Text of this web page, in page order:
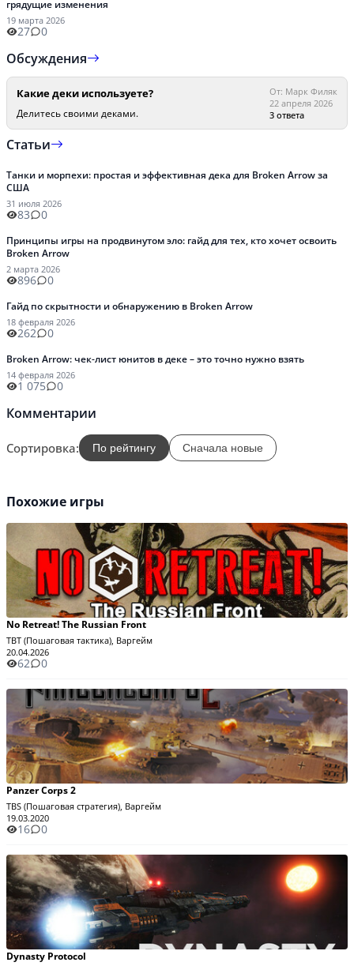
грядущие изменения
19 марта 2026
27 0
Обсуждения
Какие деки используете?
Делитесь своими деками.
От: Марк Филяк
22 апреля 2026
3 ответа
Статьи
Танки и морпехи: простая и эффективная дека для Broken Arrow за
США
31 июля 2026
83 0
Принципы игры на продвинутом эло: гайд для тех, кто хочет освоить
Broken Arrow
2 марта 2026
896 0
Гайд по скрытности и обнаружению в Broken Arrow
18 февраля 2026
262 0
Broken Arrow: чек-лист юнитов в деке – это точно нужно взять
14 февраля 2026
1 075 0
Комментарии
Сортировка: По рейтингу Сначала новые
Похожие игры
No Retreat! The Russian Front
TBT (Пошаговая тактика), Варгейм
20.04.2026
62 0
Panzer Corps 2
TBS (Пошаговая стратегия), Варгейм
19.03.2020
16 0
Dynasty Protocol